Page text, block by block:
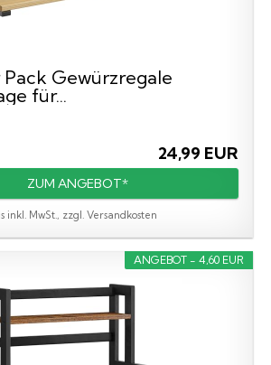
Gewürzregale
für...
24,99 EUR
ZUM ANGEBOT*
inkl. MwSt., zzgl. Versandkosten
ANGEBOT - 4,60 EUR